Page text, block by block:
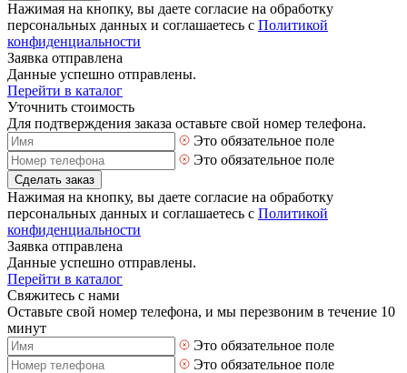
Нажимая на кнопку, вы даете согласие на обработку
персональных данных и соглашаетесь с Политикой
конфиденциальности
Заявка отправлена
Данные успешно отправлены.
Перейти в каталог
Уточнить стоимость
Для подтверждения заказа оставьте свой номер телефона.
Это обязательное поле
Это обязательное поле
Сделать заказ
Нажимая на кнопку, вы даете согласие на обработку
персональных данных и соглашаетесь с Политикой
конфиденциальности
Заявка отправлена
Данные успешно отправлены.
Перейти в каталог
Свяжитесь с нами
Оставьте свой номер телефона, и мы перезвоним в течение 10
минут
Это обязательное поле
Это обязательное поле